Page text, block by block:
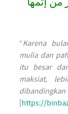
“Karena
mulia dan
itu besar
maksiat,
[https://